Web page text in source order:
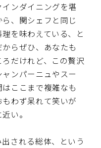
ンダイニングを堪
、関シェフと同じ
を味わえている、と
らぜひ、あなたも
だけれど、この贅沢
ンパーニュやスー
ここまで複雑なも
わず呆れて笑いが
い。
される総体、という